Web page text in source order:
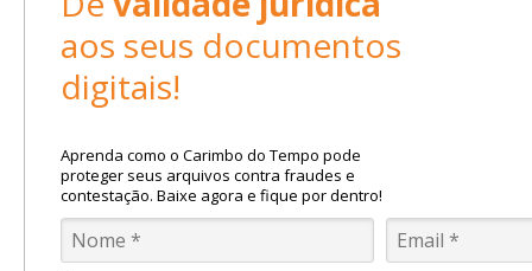
aos seus documentos
digitais!
Aprenda como o Carimbo do Tempo pode
proteger seus arquivos contra fraudes e
contestação. Baixe agora e fique por dentro!